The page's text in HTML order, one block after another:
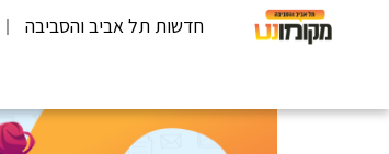
חדשות תל אביב והסביבה